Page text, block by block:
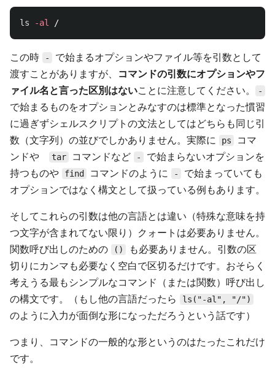
ls -al
この時 -
で始まるオプションやファイル等を引数として
渡すことがありますが、 コマンドの引数にオプションやフ
ァイル名と言った区別はないことに注意してください。 -
で始まるものをオプションとみなすのは標準となった慣習
に過ぎずシェルスクリプトの文法としてはどちらも同じ引
数（文字列）の並びでしかありません。実際に
ps
コマ
ンドや
tar コマンドなど -
で始まらないオプションを
持つものや
find コマンドのように -
で始まっていても
オプションではなく構文として扱っている例もあります。
そしてこれらの引数は他の言語とは違い（特殊な意味を持
つ文字が含まれてない限り）クォートは必要ありません。
関数呼び出しのための
()
も必要ありません。引数の区
切りにカンマも必要なく空白で区切るだけです。おそらく
考えうる最もシンプルなコマンド（または関数）呼び出し
の構文です。（もし他の言語だったら
ls("-al", "/")
のように入力が面倒な形になっただろうという話です）
つまり、コマンドの一般的な形というのはたったこれだけ
です。